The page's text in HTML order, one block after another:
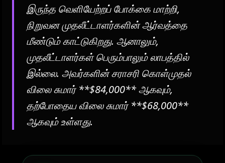
இருந்த வெளியேற்றப் போக்கை மாற்றி,
நிறுவன முதலீட்டாளர்களின் ஆர்வத்தை
மீண்டும் காட்டுகிறது. ஆனாலும்,
முதலீட்டாளர்கள் பெரும்பாலும் லாபத்தில்
இல்லை. அவர்களின் சராசரி கொள்முதல்
விலை சுமார் **$84,000** ஆகவும்,
தற்போதைய விலை சுமார் **$68,000**
ஆகவும் உள்ளது.